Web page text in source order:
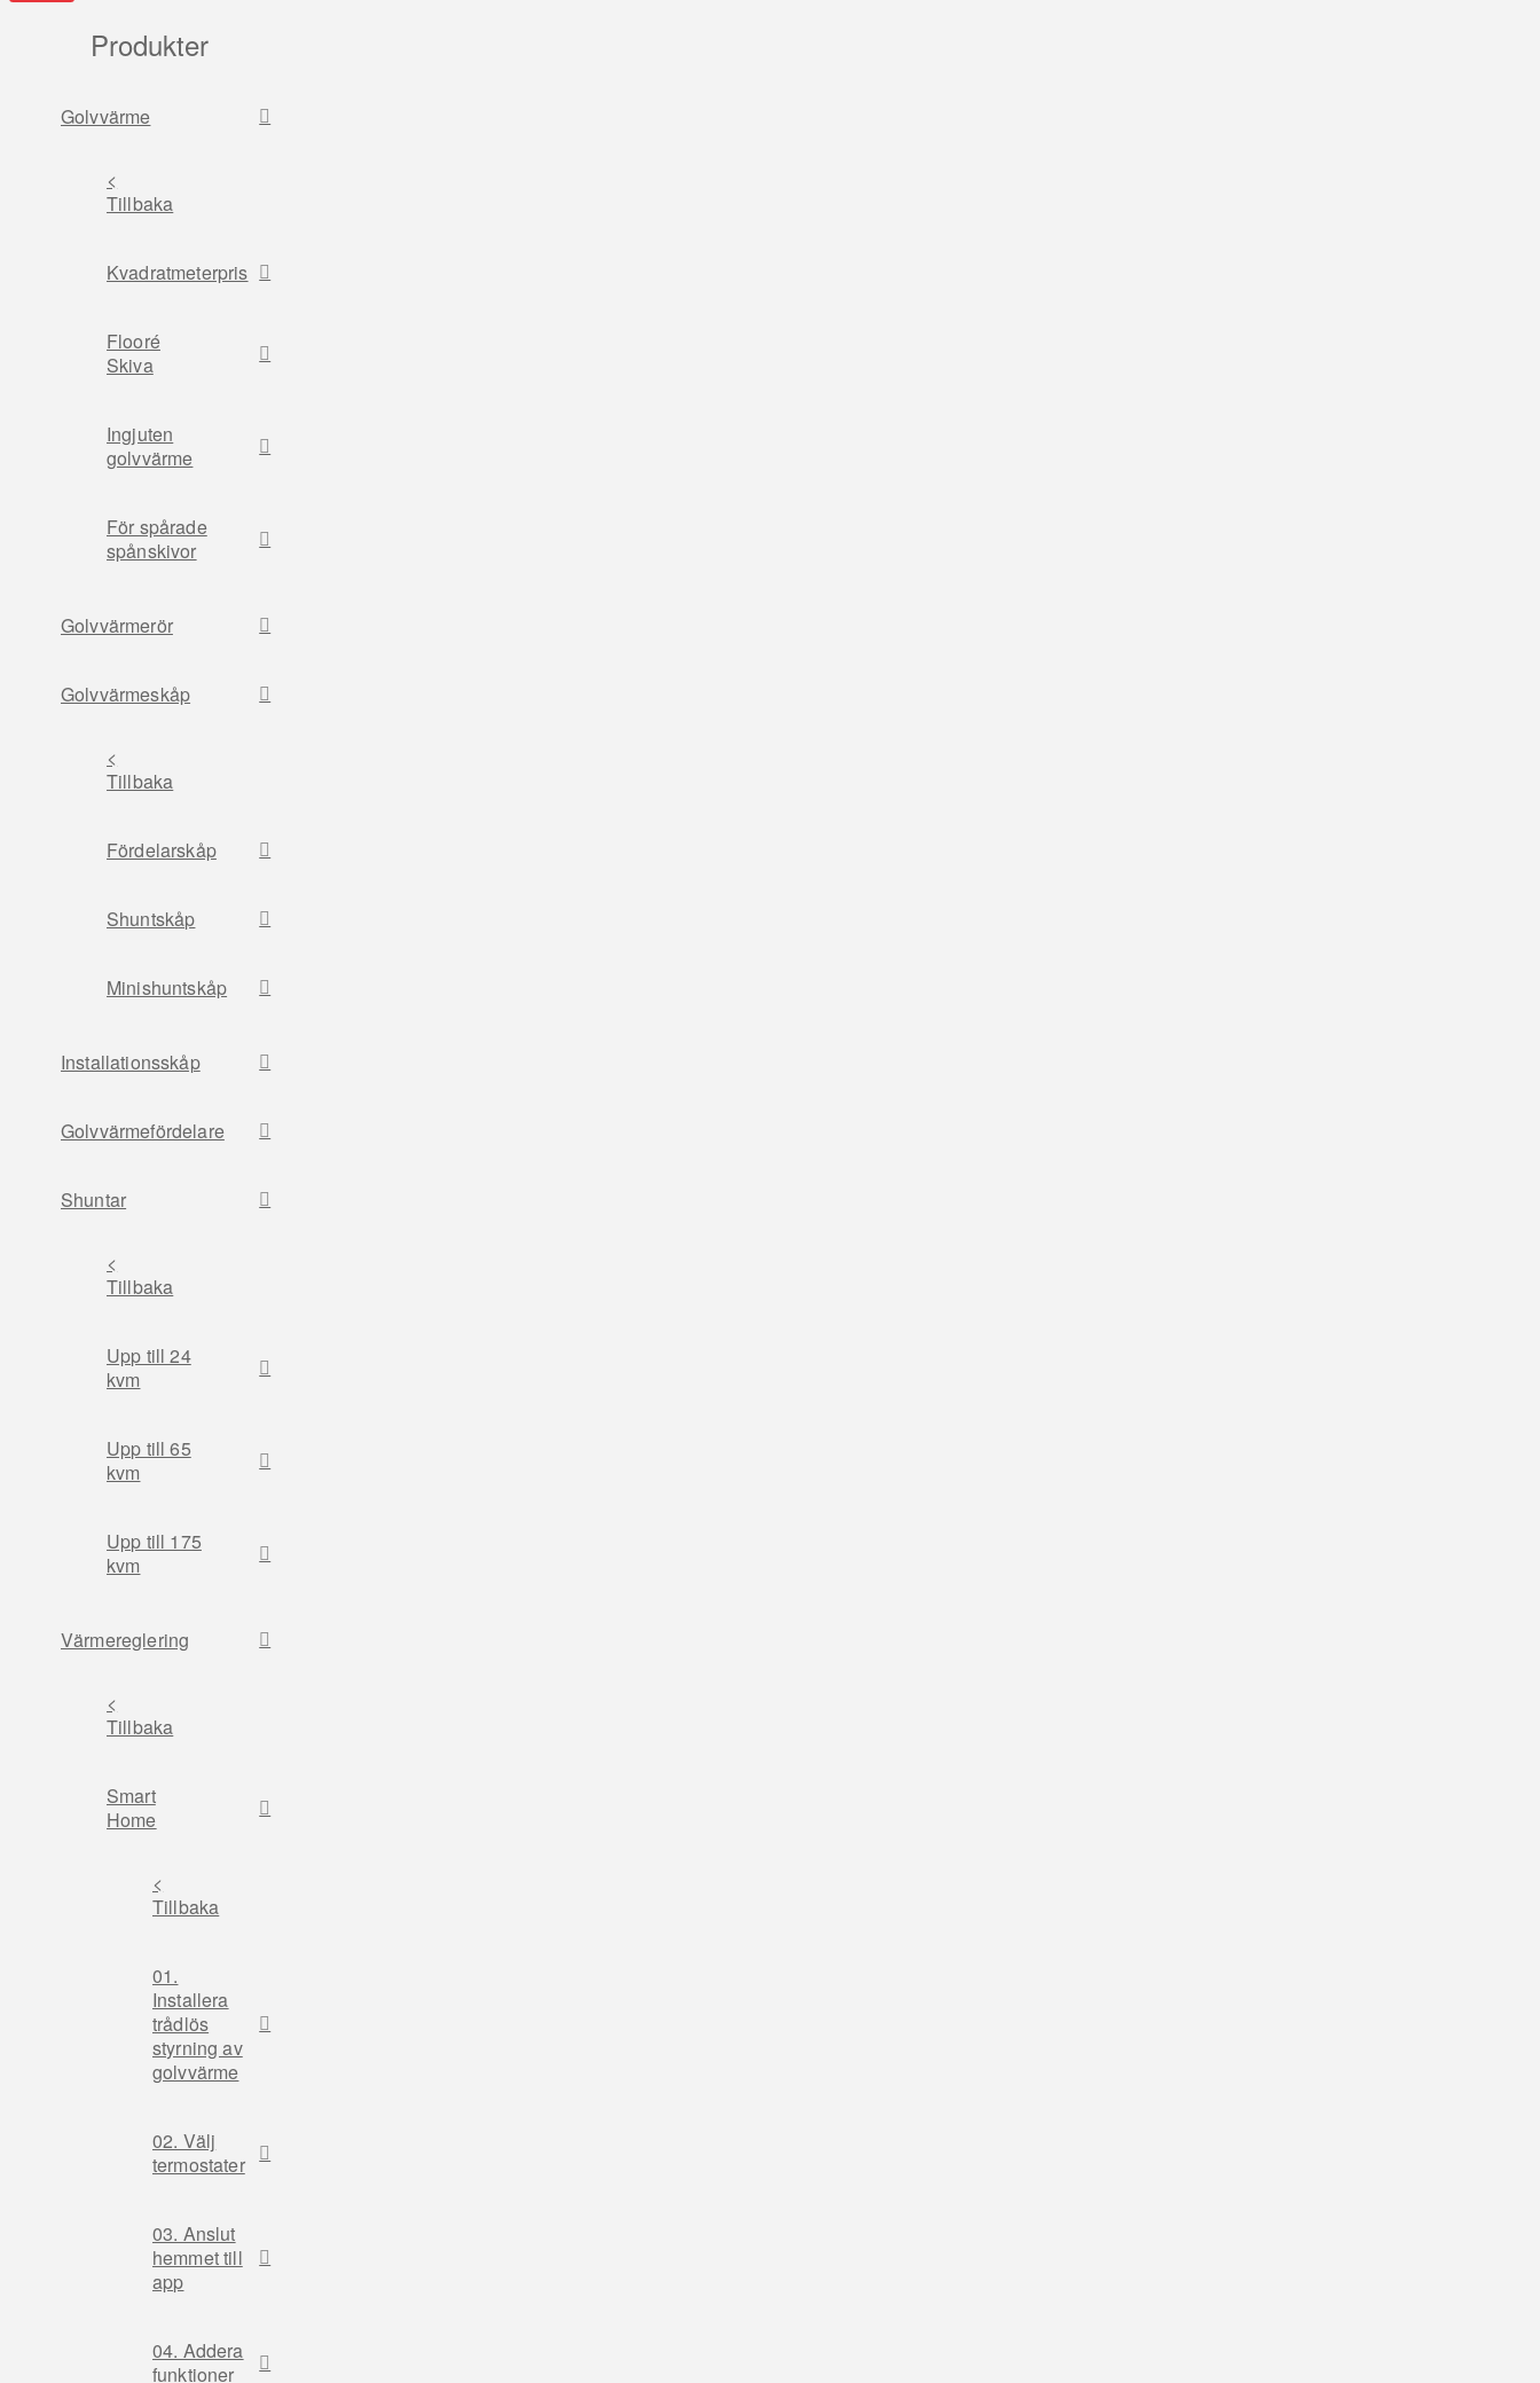
Produkter
Golvvärme
<
Tillbaka
Kvadratmeterpris
Flooré
Skiva
Ingjuten
golvvärme
För spårade
spånskivor
Golvvärmerör
Golvvärmeskåp
<
Tillbaka
Fördelarskåp
Shuntskåp
Minishuntskåp
Installationsskåp
Golvvärmefördelare
Shuntar
<
Tillbaka
Upp till 24
kvm
Upp till 65
kvm
Upp till 175
kvm
Värmereglering
<
Tillbaka
Smart
Home
<
Tillbaka
01.
Installera
trådlös
styrning av
golvvärme
02. Välj
termostater
03. Anslut
hemmet till
app
04. Addera
funktioner